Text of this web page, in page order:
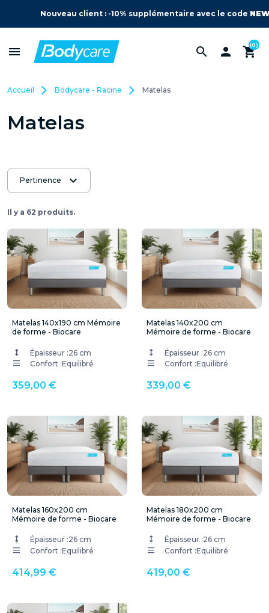
Nouveau client : -10% supplémentaire avec le codeNEW
search
menu  shopping_cart
(0)
Accueil Bodycare - Racine Matelas
Matelas
Il y a 62 produits.
Pertinence expand_more
Matelas 140x190 cm Mémoire
de forme - Biocare
Épaisseur :26 cm
Confort :Equilibré
359,00 €
Matelas 140x200 cm
Mémoire de forme - Biocare
Épaisseur :26 cm
Confort :Equilibré
339,00 €
Matelas 160x200 cm
Mémoire de forme - Biocare
Épaisseur :26 cm
Confort :Equilibré
414,99 €
Matelas 180x200 cm
Mémoire de forme - Biocare
Épaisseur :26 cm
Confort :Equilibré
419,00 €